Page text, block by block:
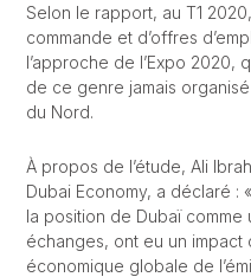
Selon le rapport, au T1
commande et d’offres
l’approche de l’Expo 2020,
de ce genre jamais
du Nord.
À propos de l’étude, Ali
Dubai Economy, a déclaré :
la position de Dubaï
échanges, ont eu un impact
économique globale de